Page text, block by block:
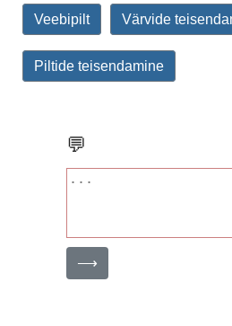
Veebipilt Värvide
Piltide teisendamine
💬
⟶